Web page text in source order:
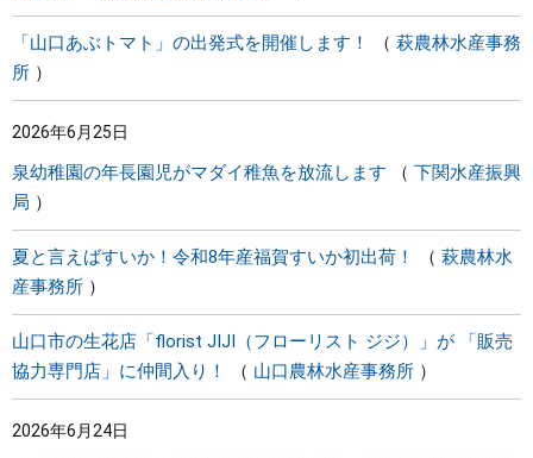
「山口あぶトマト」の出発式を開催します！
萩農林水産事務
所
2026年6月25日
泉幼稚園の年長園児がマダイ稚魚を放流します
下関水産振興
局
夏と言えばすいか！令和8年産福賀すいか初出荷！
萩農林水
産事務所
山口市の生花店「florist JIJI（フローリスト ジジ）」が 「販売
協力専門店」に仲間入り！
山口農林水産事務所
2026年6月24日